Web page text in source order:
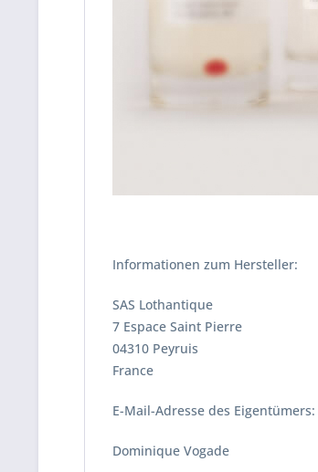
Informationen zum Hersteller:
SAS Lothantique
7 Espace Saint Pierre
04310 Peyruis
France
E-Mail-Adresse des
Dominique Vogade